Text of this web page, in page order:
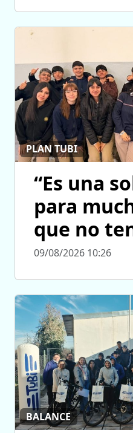
PLAN TUBI
“Es una
para
que no
09/08/2026 10:26
BALANCE